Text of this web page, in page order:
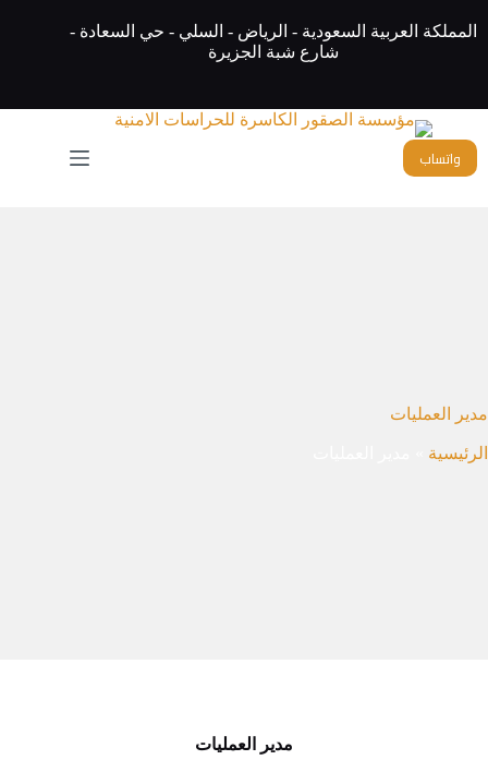
المملكة العربية السعودية - الرياض - السلي - حي السعادة -
شارع شبة الجزيرة
واتساب
مدير العمليات
الرئيسية
مدير العمليات